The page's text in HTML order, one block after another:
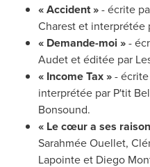
« Accident »- écrite
Charest et interprétée
« Demande-moi »-
Audetet éditée par
« Income Tax »-
interprétée par P'tit
Bonsound.
« Le cœur a ses
Sarahmée Ouellet,
Lapointeet Diego